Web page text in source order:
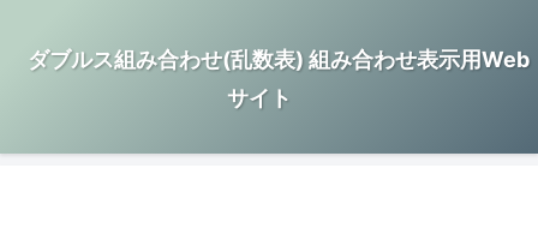
ダブルス組み合わせ(乱数表) 組み合わせ表示用Web
サイト